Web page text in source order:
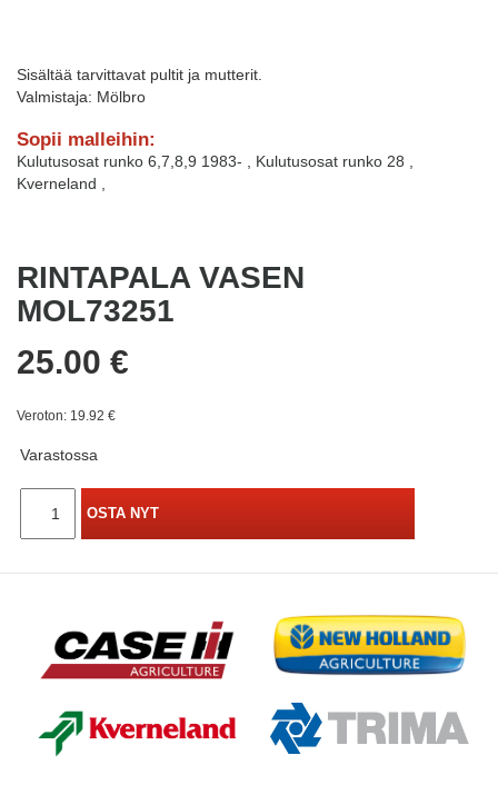
Sisältää tarvittavat pultit ja mutterit.
Valmistaja: Mölbro
Sopii malleihin:
Kulutusosat runko 6,7,8,9 1983- Kulutusosat runko 28
Kverneland
RINTAPALA VASEN
MOL73251
25.00 €
Veroton: 19.92 €
Varastossa
OSTA NYT